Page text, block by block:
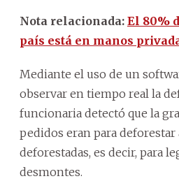
Nota relacionada: El 80%
país está en manos
Mediante el uso de un
observar en tiempo real la
funcionaria detectó que la
pedidos eran para deforestar
deforestadas, es decir, para
desmontes.